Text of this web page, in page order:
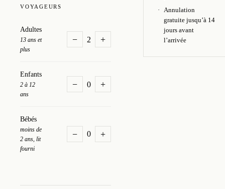
VOYAGEURS
Adultes
13 ans et
plus
− 2 +
Enfants
2 à 12
ans
− 0 +
Bébés
moins de
2 ans, lit
fourni
− 0 +
Annulation
gratuite jusqu’à 14
jours avant
l’arrivée